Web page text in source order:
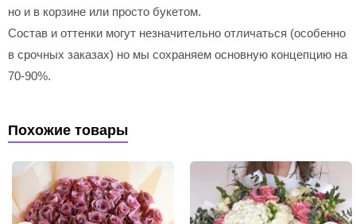
но и в корзине или просто букетом.
Состав и оттенки могут незначительно отличаться (особенно
в срочных заказах) но мы сохраняем основную концепцию на
70-90%.
Похожие товары